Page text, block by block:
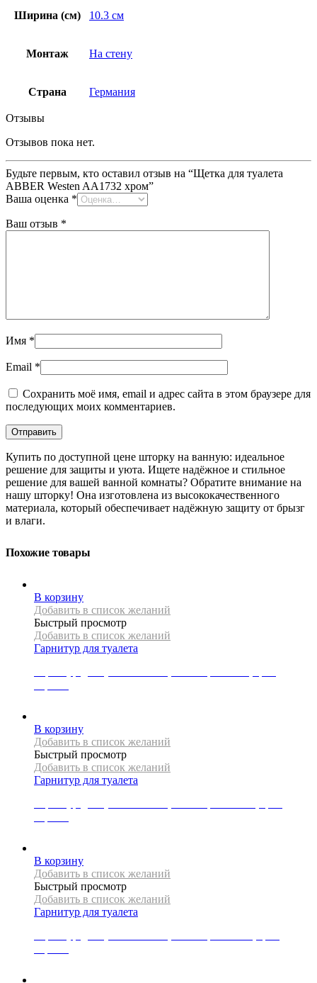
Ширина (см) 10.3 см
Монтаж На стену
Страна Германия
Отзывы
Отзывов пока нет.
Будьте первым, кто оставил отзыв на “Щетка для туалета
ABBER Westen AA1732 хром”
Ваша оценка *
Ваш отзыв *
Имя *
Email *
Сохранить моё имя, email и адрес сайта в этом браузере для
последующих моих комментариев.
Купить по доступной цене шторку на ванную: идеальное
решение для защиты и уюта. Ищете надёжное и стильное
решение для вашей ванной комнаты? Обратите внимание на
нашу шторку! Она изготовлена из высококачественного
материала, который обеспечивает надёжную защиту от брызг
и влаги.
Похожие товары
В корзину
Добавить в список желаний
Быстрый просмотр
Добавить в список желаний
Гарнитур для туалета
В корзину
Добавить в список желаний
Быстрый просмотр
Добавить в список желаний
Гарнитур для туалета
В корзину
Добавить в список желаний
Быстрый просмотр
Добавить в список желаний
Гарнитур для туалета